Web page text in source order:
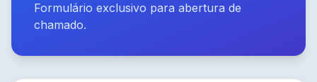
Formulário exclusivo para abertura de
chamado.